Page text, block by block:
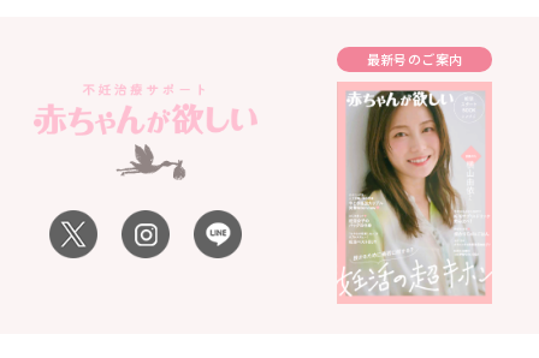
最新号のご案内